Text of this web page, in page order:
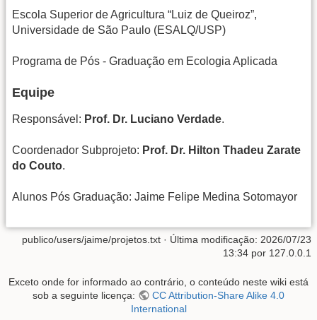
Escola Superior de Agricultura “Luiz de Queiroz”,
Universidade de São Paulo (ESALQ/USP)
Programa de Pós - Graduação em Ecologia Aplicada
Equipe
Responsável: Prof. Dr. Luciano Verdade.
Coordenador Subprojeto: Prof. Dr. Hilton Thadeu Zarate
do Couto.
Alunos Pós Graduação: Jaime Felipe Medina Sotomayor
publico/users/jaime/projetos.txt · Última modificação: 2026/07/23
13:34 por 127.0.0.1
Exceto onde for informado ao contrário, o conteúdo neste wiki está
sob a seguinte licença:
CC Attribution-Share Alike 4.0
International